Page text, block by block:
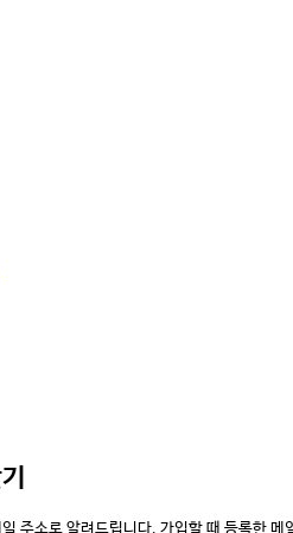
주소로 알려드립니다. 가입할 때 등록한